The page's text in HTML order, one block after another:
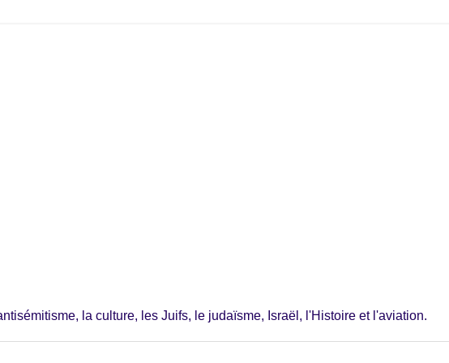
la culture, les Juifs, le judaïsme, Israël, l'Histoire et l'aviation.